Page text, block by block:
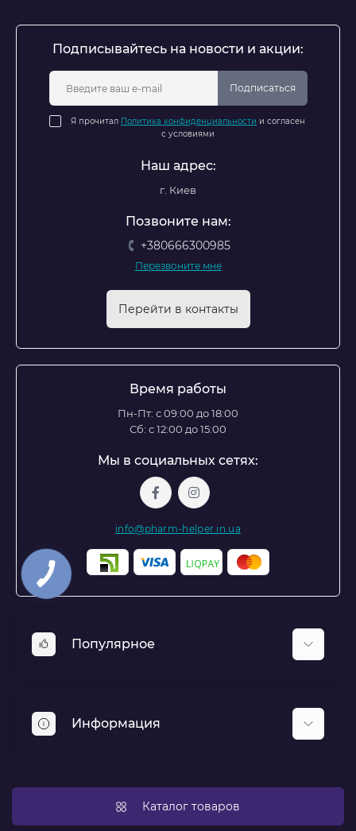
Подписывайтесь на новости и акции:
Подписаться
Я прочитал Политика конфиденциальности и согласен
с условиями
Наш адрес:
г. Киев
Позвоните нам:
+380666300985
Перезвоните мне
Перейти в контакты
Время работы
Пн-Пт: с 09:00 до 18:00
Сб: с 12:00 до 15:00
Мы в социальных сетях:
info@pharm-helper.in.ua
Популярное
Аптечки и медицинские комплекты
Средства индивидуальной защиты
Информация
Новости
Доставка и оплата
Каталог товаров